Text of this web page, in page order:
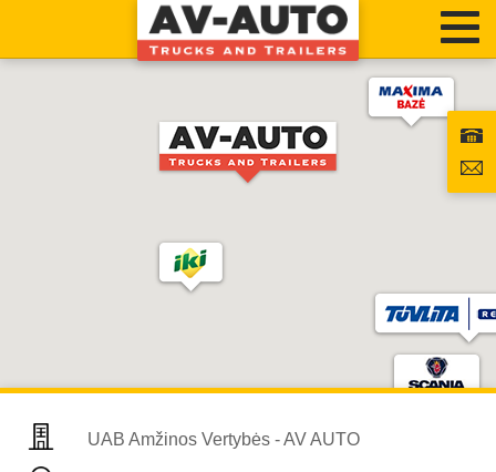
UAB Amžinos Vertybės - AV AUTO